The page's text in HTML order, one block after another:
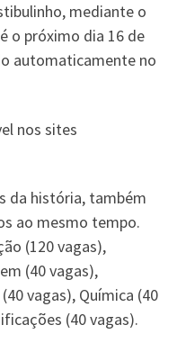
mediante o
o próximo dia 16 de
automaticamente no
nos sites
da história, também
ao mesmo tempo.
(120 vagas),
(40 vagas),
vagas), Química (40
(40 vagas).